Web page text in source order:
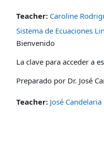
Teacher: Caroline
Sistema de Ecuaciones
Bienvenido
La clave para acceder a
Preparado por Dr. José
Teacher: José Candelaria